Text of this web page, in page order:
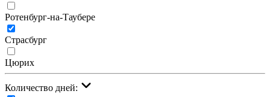
Ротенбург-на-Таубере
Страсбург
Цюрих
Количество дней: